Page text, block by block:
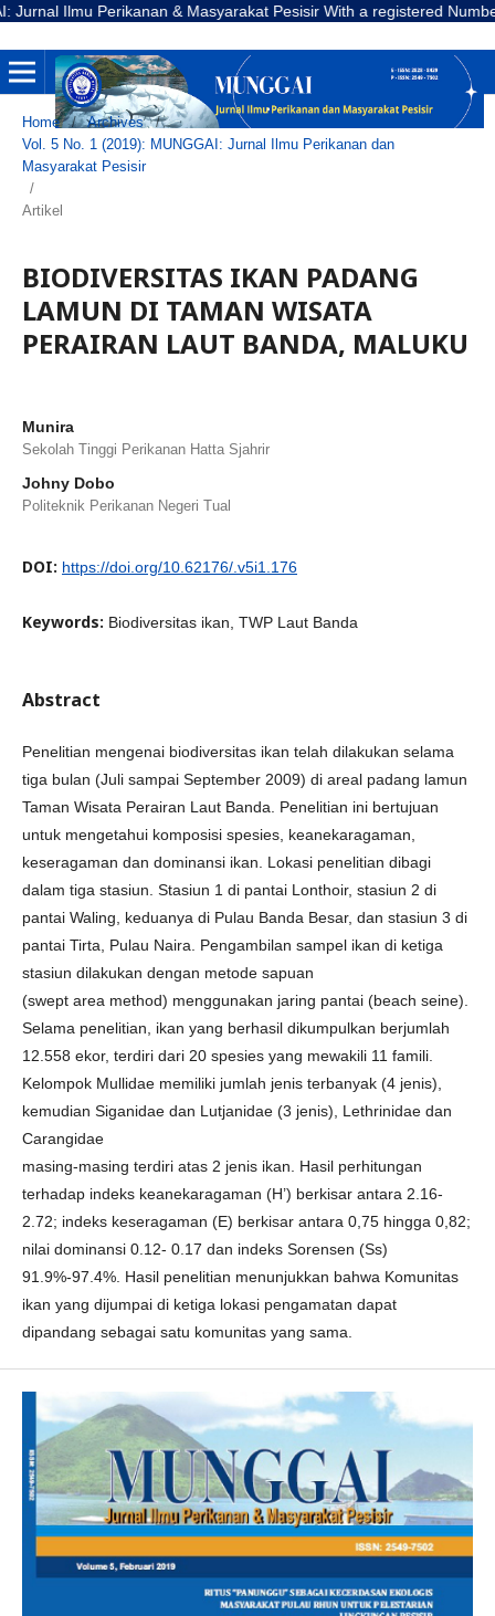
Ilmu Perikanan & Masyarakat Pesisir With a registered Number
Home / Archives
/
Vol. 5 No. 1 (2019): MUNGGAI: Jurnal Ilmu Perikanan dan
Masyarakat Pesisir
/
Artikel
BIODIVERSITAS IKAN PADANG
LAMUN DI TAMAN WISATA
PERAIRAN LAUT BANDA, MALUKU
Munira
Sekolah Tinggi Perikanan Hatta Sjahrir
Johny Dobo
Politeknik Perikanan Negeri Tual
DOI: https://doi.org/10.62176/.v5i1.176
Keywords: Biodiversitas ikan, TWP Laut Banda
Abstract
Penelitian mengenai biodiversitas ikan telah dilakukan selama
tiga bulan (Juli sampai September 2009) di areal padang lamun
Taman Wisata Perairan Laut Banda. Penelitian ini bertujuan
untuk mengetahui komposisi spesies, keanekaragaman,
keseragaman dan dominansi ikan. Lokasi penelitian dibagi
dalam tiga stasiun. Stasiun 1 di pantai Lonthoir, stasiun 2 di
pantai Waling, keduanya di Pulau Banda Besar, dan stasiun 3 di
pantai Tirta, Pulau Naira. Pengambilan sampel ikan di ketiga
stasiun dilakukan dengan metode sapuan
(swept area method) menggunakan jaring pantai (beach seine).
Selama penelitian, ikan yang berhasil dikumpulkan berjumlah
12.558 ekor, terdiri dari 20 spesies yang mewakili 11 famili.
Kelompok Mullidae memiliki jumlah jenis terbanyak (4 jenis),
kemudian Siganidae dan Lutjanidae (3 jenis), Lethrinidae dan
Carangidae
masing-masing terdiri atas 2 jenis ikan. Hasil perhitungan
terhadap indeks keanekaragaman (H’) berkisar antara 2.16-
2.72; indeks keseragaman (E) berkisar antara 0,75 hingga 0,82;
nilai dominansi 0.12- 0.17 dan indeks Sorensen (Ss)
91.9%-97.4%. Hasil penelitian menunjukkan bahwa Komunitas
ikan yang dijumpai di ketiga lokasi pengamatan dapat
dipandang sebagai satu komunitas yang sama.